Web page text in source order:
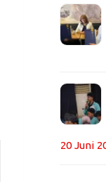
20 Juni